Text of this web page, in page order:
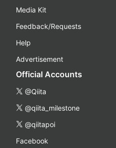
Media Kit
Feedback/Requests
Help
Advertisement
Official Accounts
@Qiita
@qiita_milestone
@qiitapoi
Facebook